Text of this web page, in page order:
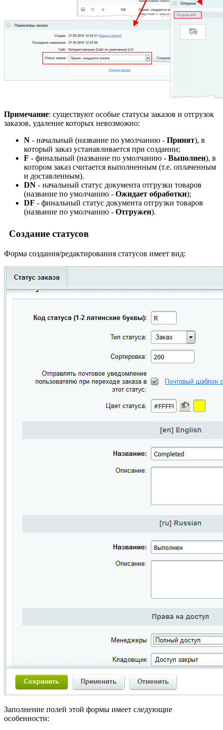
Примечание: существуют особые статусы заказов и отгрузок
заказов, удаление которых невозможно:
N - начальный (название по умолчанию - Принят), в
который заказ устанавливается при создании;
F - финальный (название по умолчанию - Выполнен), в
котором заказ считается выполненным (т.е. оплаченным
и доставленным).
DN - начальный статус документа отгрузки товаров
(название по умолчанию - Ожидает обработки);
DF - финальный статус документа отгрузки товаров
(название по умолчанию - Отгружен).
Создание статусов
Форма создания/редактирования статусов имеет вид:
Заполнение полей этой формы имеет следующие
особенности: